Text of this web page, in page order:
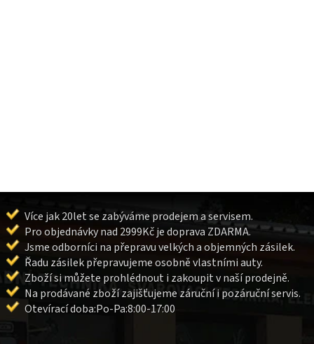
Více jak 20let se zabýváme prodejem a servisem.
Pro objednávky nad 2999Kč je doprava ZDARMA.
Jsme odborníci na přepravu velkých a objemných zásilek.
Řadu zásilek přepravujeme osobně vlastními auty.
Zboží si můžete prohlédnout i zakoupit v naší prodejně.
Na prodávané zboží zajišťujeme záruční i pozáruční servis.
Otevírací doba:Po-Pa:8:00-17:00